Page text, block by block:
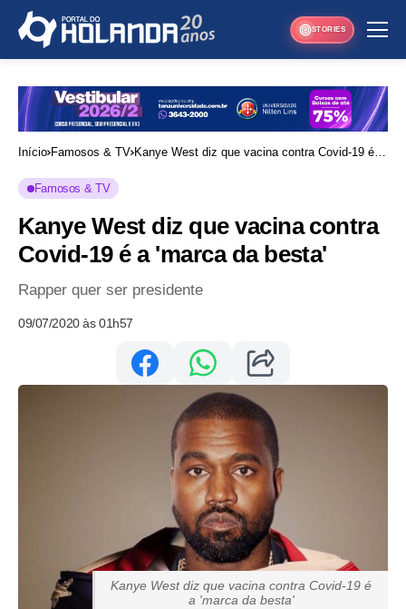
STORIES
Início Famosos & TV Kanye West diz que vacina contra Covid-19 é a
Famosos & TV
Kanye West diz que vacina contra
Covid-19 é a 'marca da besta'
Rapper quer ser presidente
09/07/2020 às 01h57
Kanye West diz que vacina contra Covid-19 é
a 'marca da besta'